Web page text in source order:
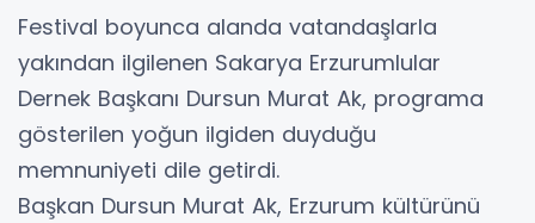
Festival boyunca alanda vatandaşlarla
yakından ilgilenen Sakarya Erzurumlular
Dernek Başkanı Dursun Murat Ak, programa
gösterilen yoğun ilgiden duyduğu
memnuniyeti dile getirdi.
Başkan Dursun Murat Ak, Erzurum kültürünü